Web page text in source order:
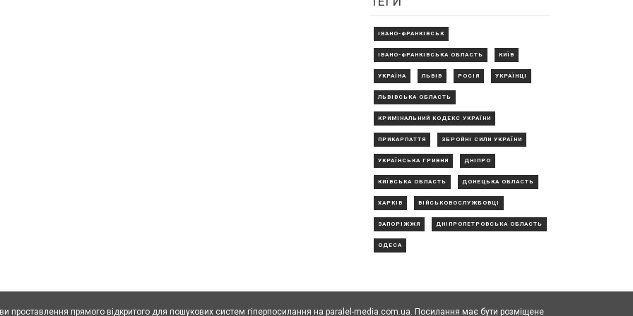
ІВАНО-ФРАНКІВСЬК
ІВАНО-ФРАНКІВСЬКА ОБЛАСТЬ КИЇВ
УКРАЇНА ЛЬВІВ РОСІЯ УКРАЇНЦІ
ЛЬВІВСЬКА ОБЛАСТЬ
КРИМІНАЛЬНИЙ КОДЕКС УКРАЇНИ
ПРИКАРПАТТЯ ЗБРОЙНІ СИЛИ УКРАЇНИ
УКРАЇНСЬКА ГРИВНЯ ДНІПРО
КИЇВСЬКА ОБЛАСТЬ ДОНЕЦЬКА ОБЛАСТЬ
ХАРКІВ ВІЙСЬКОВОСЛУЖБОВЦІ
ЗАПОРІЖЖЯ ДНІПРОПЕТРОВСЬКА ОБЛАСТЬ
ОДЕСА
проставлення прямого відкритого для пошукових систем гіперпосилання на paralel-media.com.ua. Посилання має бути розміщене